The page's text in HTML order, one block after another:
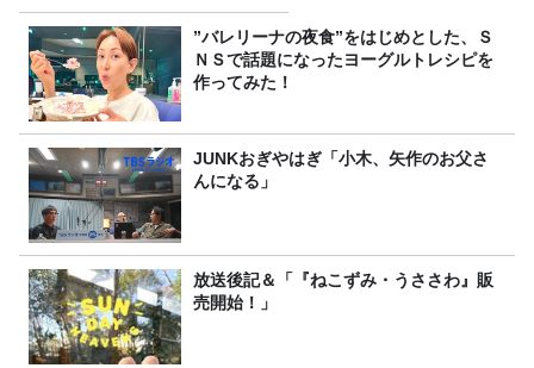
”バレリーナの夜食”をはじめとした、Ｓ
ＮＳで話題になったヨーグルトレシピを
作ってみた！
JUNKおぎやはぎ「小木、矢作のお父さ
んになる」
放送後記＆「『ねこずみ・うささわ』販
売開始！」